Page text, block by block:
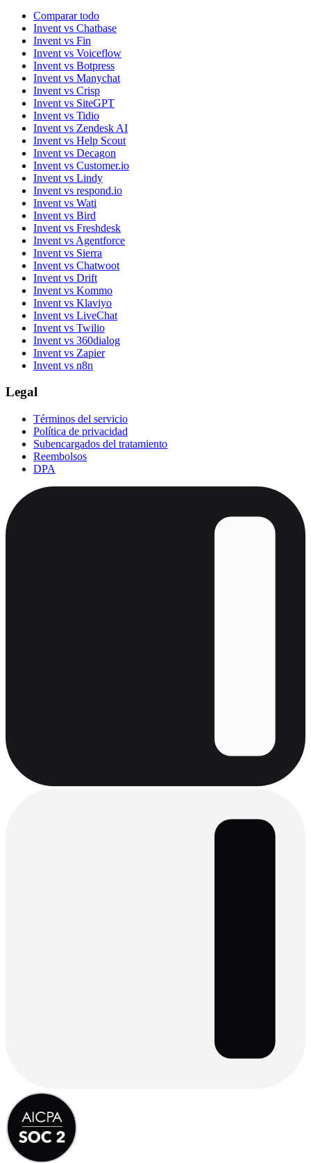
Comparar todo
Invent vs Chatbase
Invent vs Fin
Invent vs Voiceflow
Invent vs Botpress
Invent vs Manychat
Invent vs Crisp
Invent vs SiteGPT
Invent vs Tidio
Invent vs Zendesk AI
Invent vs Help Scout
Invent vs Decagon
Invent vs Customer.io
Invent vs Lindy
Invent vs respond.io
Invent vs Wati
Invent vs Bird
Invent vs Freshdesk
Invent vs Agentforce
Invent vs Sierra
Invent vs Chatwoot
Invent vs Drift
Invent vs Kommo
Invent vs Klaviyo
Invent vs LiveChat
Invent vs Twilio
Invent vs 360dialog
Invent vs Zapier
Invent vs n8n
Legal
Términos del servicio
Política de privacidad
Subencargados del tratamiento
Reembolsos
DPA